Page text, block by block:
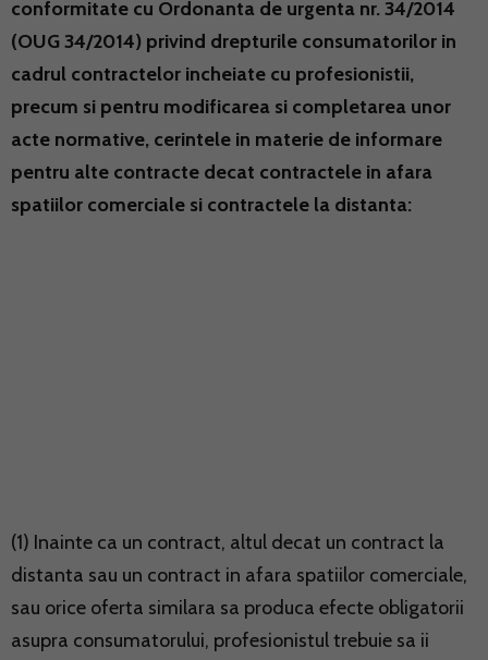
conformitate cu Ordonanta de urgenta nr. 34/2014
(OUG 34/2014) privind drepturile consumatorilor in
cadrul contractelor incheiate cu profesionistii,
precum si pentru modificarea si completarea unor
acte normative, cerintele in materie de informare
pentru alte contracte decat contractele in afara
spatiilor comerciale si contractele la distanta:
(1) Inainte ca un contract, altul decat un contract la
distanta sau un contract in afara spatiilor comerciale,
sau orice oferta similara sa produca efecte obligatorii
asupra consumatorului, profesionistul trebuie sa ii